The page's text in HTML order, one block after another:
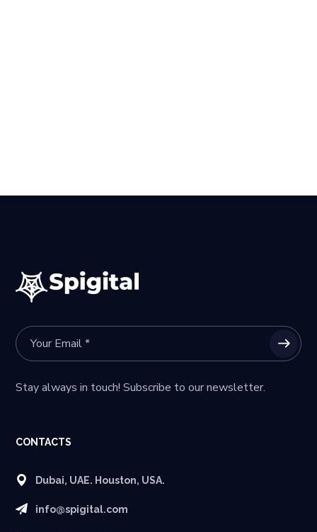
Stay always in touch! Subscribe to our newsletter.
CONTACTS
Dubai, UAE. Houston, USA.
info@spigital.com